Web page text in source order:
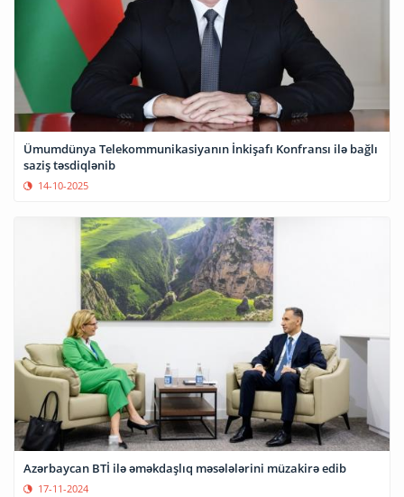
Ümumdünya Telekommunikasiyanın İnkişafı Konfransı ilə bağlı
saziş təsdiqlənib
14-10-2025
Azərbaycan BTİ ilə əməkdaşlıq məsələlərini müzakirə edib
17-11-2024